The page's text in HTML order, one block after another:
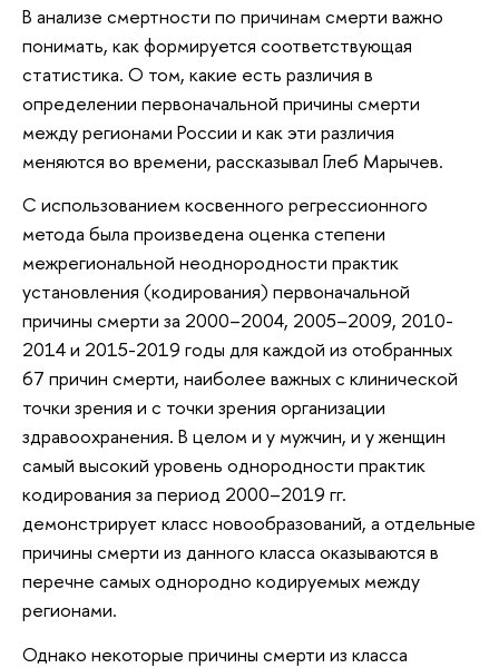
В анализе смертности по причинам смерти важно
понимать, как формируется соответствующая
статистика. О том, какие есть различия в
определении первоначальной причины смерти
между регионами России и как эти различия
меняются во времени, рассказывал Глеб Марычев.
С использованием косвенного регрессионного
метода была произведена оценка степени
межрегиональной неоднородности практик
установления (кодирования) первоначальной
причины смерти за 2000–2004, 2005–2009, 2010-
2014 и 2015-2019 годы для каждой из отобранных
67 причин смерти, наиболее важных с клинической
точки зрения и с точки зрения организации
здравоохранения. В целом и у мужчин, и у женщин
самый высокий уровень однородности практик
кодирования за период 2000–2019 гг.
демонстрирует класс новообразований, а отдельные
причины смерти из данного класса оказываются в
перечне самых однородно кодируемых между
регионами.
Однако некоторые причины смерти из класса